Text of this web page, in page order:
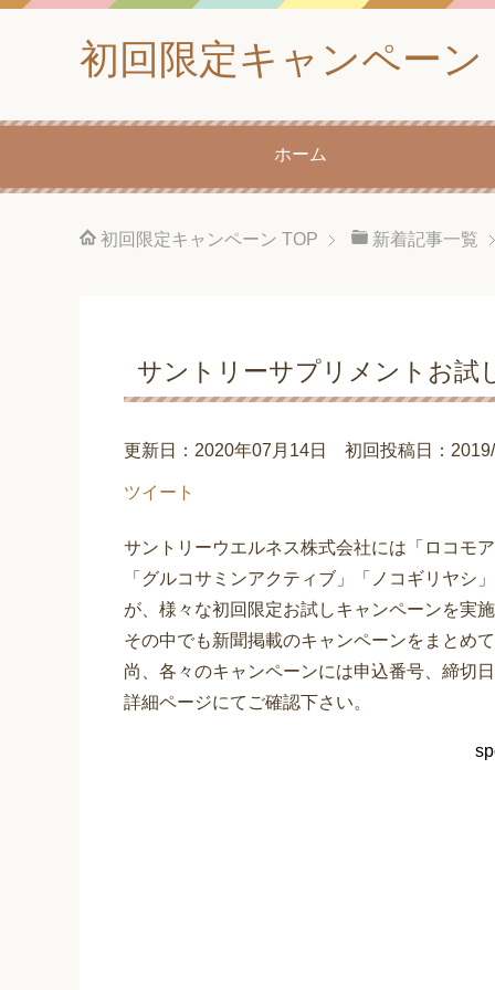
初回限定キャンペーン
ホーム
初回限定キャンペーン TOP 新着記事一覧
サントリーサプリメントお試
更新日：2020年07月14日 初回投稿日：
ツイート
サントリーウエルネス株式会社には「ロコモ
「グルコサミンアクティブ」「ノコギリヤシ
が、様々な初回限定お試しキャンペーンを実
その中でも新聞掲載のキャンペーンをまとめ
尚、各々のキャンペーンには申込番号、締切
詳細ページにてご確認下さい。